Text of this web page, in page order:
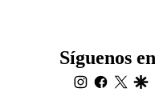
Síguenos
instagram
facebook
twitter